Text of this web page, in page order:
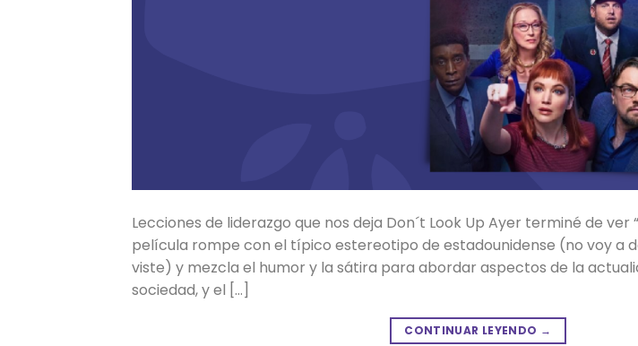
Lecciones de liderazgo que nos deja Don´t Look Up Ayer terminé de ver
película rompe con el típico estereotipo de estadounidense (no voy a
viste) y mezcla el humor y la sátira para abordar aspectos de la
sociedad, y el […]
CONTINUAR LEYENDO →